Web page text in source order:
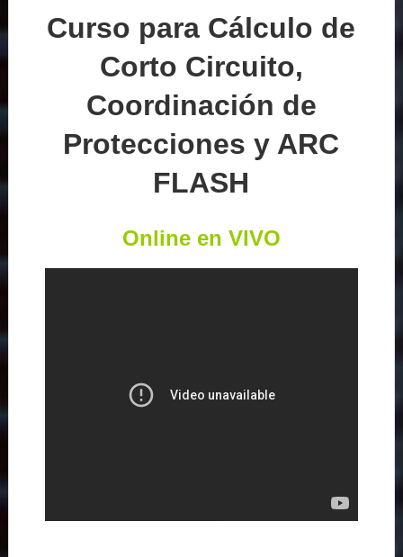
Curso para Cálculo de
Corto Circuito,
Coordinación de
Protecciones y ARC
FLASH
Online en VIVO